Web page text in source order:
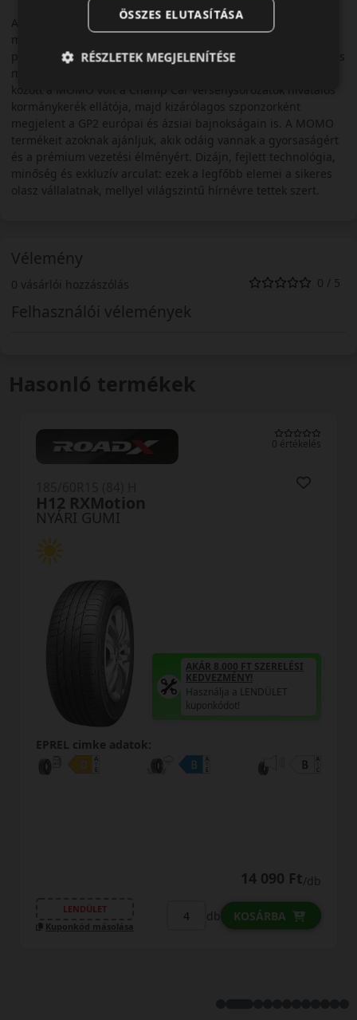
A neves, olasz abroncsgyártó vezetői szerint, a márka pozitív
megítélése az alábbiaknak köszönhető: minőségi termékek,
professzionális szakértelem, maximális biztonsági előírások és
mindig a legjobb teljesítményre való törekvés. 2004 és 2007
között a MOMO volt a Champ Car versenysorozatok hivatalos
kormánykerék ellátója, majd kizárólagos szponzorként
megjelent a GP2 európai és ázsiai bajnokságain is. A MOMO
termékeit azoknak ajánljuk, akik odáig vannak a gyorsaságért
és a prémium vezetési élményért. Dizájn, fejlett technológia,
minőség és exkluzív arculat: ezek a legfőbb elemei a sikeres
olasz vállalatnak, mellyel világszintű hírnévre tettek szert.
Vélemény
0 vásárlói hozzászólás 0 / 5
Felhasználói vélemények
Hasonló termékek
0 értékelés
NYÁRI GUMI
H12 RXMotion
AKÁR 8.000 FT SZERELÉSI
KEDVEZMÉNY!
Használja a LENDÜLET
kuponkódot!
EPREL cimke adatok:
14 090 Ft/db
LENDÜLET
Kuponkód másolása
db KOSÁRBA
ÖSSZES ELUTASÍTÁSA
RÉSZLETEK MEGJELENÍTÉSE